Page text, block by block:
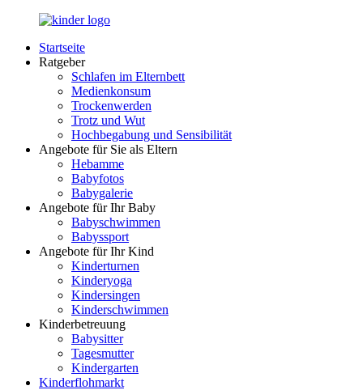
Zurück
Inhalt
LuckyKids.de
Das
Nachwuchs
Startseite
Ratgeber
Schlafen im Elternbett
Medienkonsum
Trockenwerden
Trotz und Wut
Hochbegabung und Sensibilität
Angebote für Sie als Eltern
Hebamme
Babyfotos
Babygalerie
Angebote für Ihr Baby
Babyschwimmen
Babyssport
Angebote für Ihr Kind
Kinderturnen
Kinderyoga
Kindersingen
Kinderschwimmen
Kinderbetreuung
Babysitter
Tagesmutter
Kindergarten
Kinderflohmarkt